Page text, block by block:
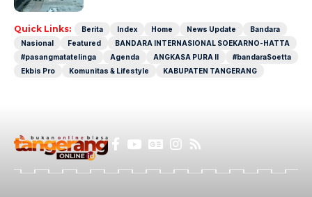
Quick Links: Berita Index Home News Update
Bandara
Nasional
Featured
BANDARA INTERNASIONAL SOEKARNO-HATTA
#pasangmatatelinga
Agenda ANGKASA PURA II
#bandaraSoetta
Ekbis Pro
Komunitas & Lifestyle KABUPATEN TANGERANG